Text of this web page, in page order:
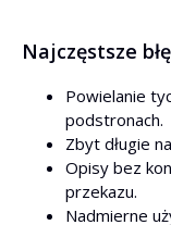
Najczęstsze
Powielanie
podstronach.
Zbyt długie
Opisy bez
przekazu.
Nadmierne